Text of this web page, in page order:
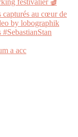
a acc